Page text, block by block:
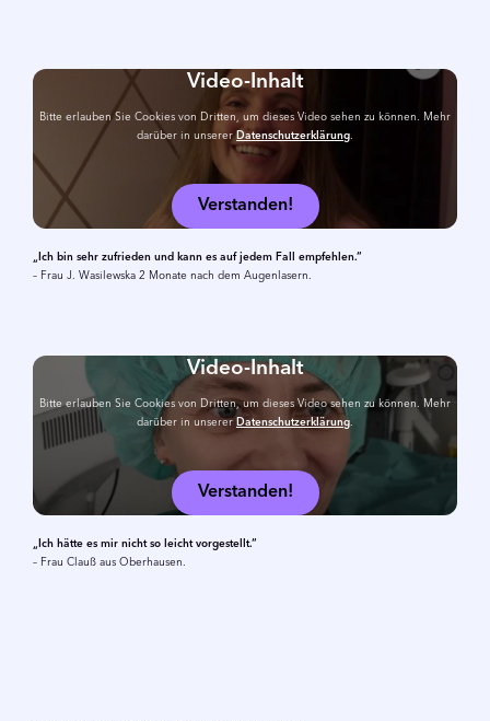
Video-Inhalt
Bitte erlauben Sie Cookies von Dritten, um dieses Video sehen zu können. Mehr
darüber in unserer Datenschutzerklärung
Verstanden!
„Ich bin sehr zufrieden und kann es auf jedem Fall empfehlen.“
– Frau J. Wasilewska 2 Monate nach dem Augenlasern.
Video-Inhalt
Bitte erlauben Sie Cookies von Dritten, um dieses Video sehen zu können. Mehr
darüber in unserer Datenschutzerklärung
Verstanden!
„Ich hätte es mir nicht so leicht vorgestellt.“
– Frau Clauß aus Oberhausen.